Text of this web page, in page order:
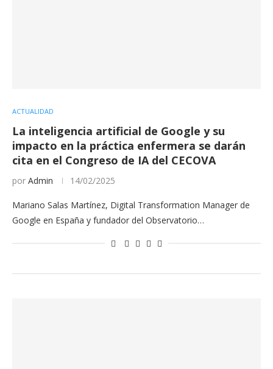
ACTUALIDAD
La inteligencia artificial de Google y su
impacto en la práctica enfermera se darán
cita en el Congreso de IA del CECOVA
por Admin 14/02/2025
Mariano Salas Martínez, Digital Transformation Manager de
Google en España y fundador del Observatorio…